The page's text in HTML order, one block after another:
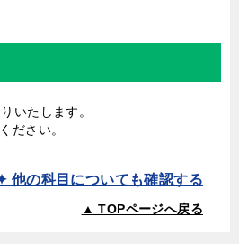
いたします。
ださい。
他の科目についても確認する
▲ TOPページへ戻る